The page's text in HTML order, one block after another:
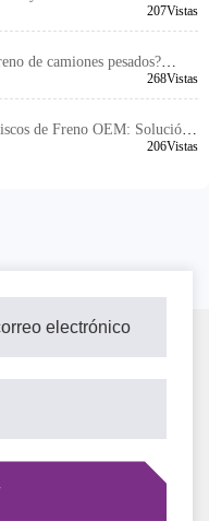
exterior
207Vistas
de camiones pesados?
de bajo acero y cerámicos268Vistas
de Freno OEM: Solución
Marca
206Vistas